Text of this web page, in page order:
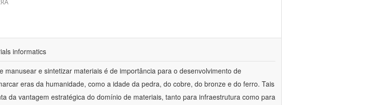
informatics
manusear e sintetizar materiais é de importância para o desenvolvimento de
eras da humanidade, como a idade da pedra, do cobre, do bronze e do ferro. Tais
da vantagem estratégica do domínio de materiais, tanto para infraestrutura como para